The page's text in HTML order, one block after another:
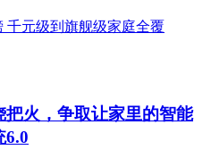
火，争取让家里的智能
6.0